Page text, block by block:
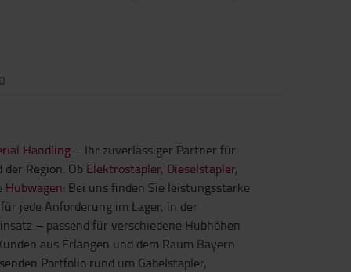
Handling – Ihr zuverlässiger Partner für
Region. Ob Elektrostapler, Dieselstapler,
Hubwagen: Bei uns finden Sie leistungsstarke
für jede Anforderung im Lager, in der
– passend für verschiedene Hubhöhen
aus Erlangen und dem Raum Bayern
Portfolio rund um Gabelstapler,